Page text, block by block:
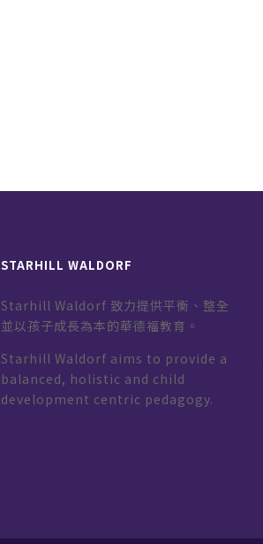
STARHILL WALDORF
Starhill Waldorf 致力提供平衡、整全
並以孩子成長為本的華德福教育。
Starhill Waldorf aims to provide a
balanced, holistic and child
development centric pedagogy.